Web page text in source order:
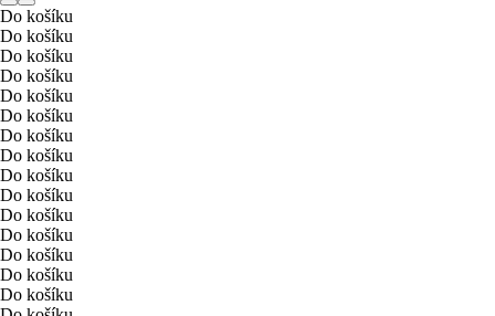
Do košíku
Do košíku
Do košíku
Do košíku
Do košíku
Do košíku
Do košíku
Do košíku
Do košíku
Do košíku
Do košíku
Do košíku
Do košíku
Do košíku
Do košíku